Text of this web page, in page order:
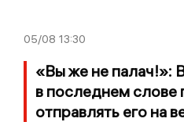
05/08 13:30
«Вы же не палач!»:
в последнем слове
отправлять его на